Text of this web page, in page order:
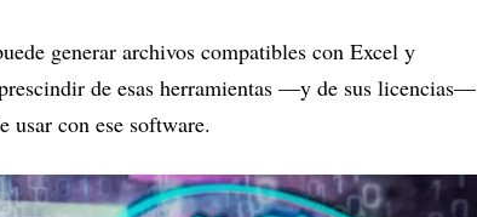
generar archivos compatibles con Excel y
de esas herramientas —y de sus licencias—
usar con ese software.